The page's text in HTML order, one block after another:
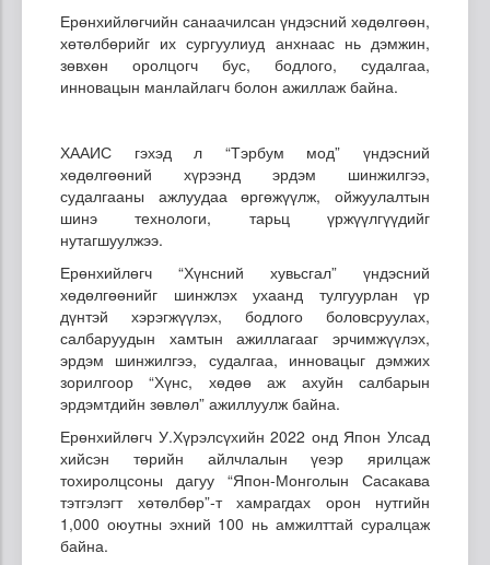
Ерөнхийлөгчийн санаачилсан үндэсний хөдөлгөөн,
хөтөлбөрийг их сургуулиуд анхнаас нь дэмжин,
зөвхөн оролцогч бус, бодлого, судалгаа,
инновацын манлайлагч болон ажиллаж байна.
ХААИС гэхэд л “Тэрбум мод” үндэсний
хөдөлгөөний хүрээнд эрдэм шинжилгээ,
судалгааны ажлуудаа өргөжүүлж, ойжуулалтын
шинэ технологи, тарьц үржүүлгүүдийг
нутагшуулжээ.
Ерөнхийлөгч “Хүнсний хувьсгал” үндэсний
хөдөлгөөнийг шинжлэх ухаанд тулгуурлан үр
дүнтэй хэрэгжүүлэх, бодлого боловсруулах,
салбаруудын хамтын ажиллагааг эрчимжүүлэх,
эрдэм шинжилгээ, судалгаа, инновацыг дэмжих
зорилгоор “Хүнс, хөдөө аж ахуйн салбарын
эрдэмтдийн зөвлөл” ажиллуулж байна.
Ерөнхийлөгч У.Хүрэлсүхийн 2022 онд Япон Улсад
хийсэн төрийн айлчлалын үеэр ярилцаж
тохиролцсоны дагуу “Япон-Монголын Сасакава
тэтгэлэгт хөтөлбөр”-т хамрагдах орон нутгийн
1,000 оюутны эхний 100 нь амжилттай суралцаж
байна.